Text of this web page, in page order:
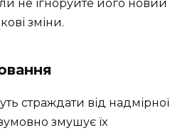
не ігноруйте його новий
зміни.
страждати від надмірної
змушує їх